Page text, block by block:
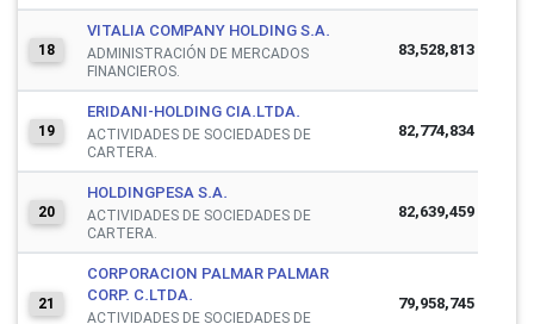
18
VITALIA COMPANY HOLDING S.A.
ADMINISTRACIÓN DE MERCADOS
FINANCIEROS.
83,528,813
19
ERIDANI-HOLDING CIA.LTDA.
ACTIVIDADES DE SOCIEDADES DE
CARTERA.
82,774,834
20
HOLDINGPESA S.A.
ACTIVIDADES DE SOCIEDADES DE
CARTERA.
82,639,459
21
CORPORACION PALMAR PALMAR
CORP. C.LTDA.
ACTIVIDADES DE SOCIEDADES DE
79,958,745